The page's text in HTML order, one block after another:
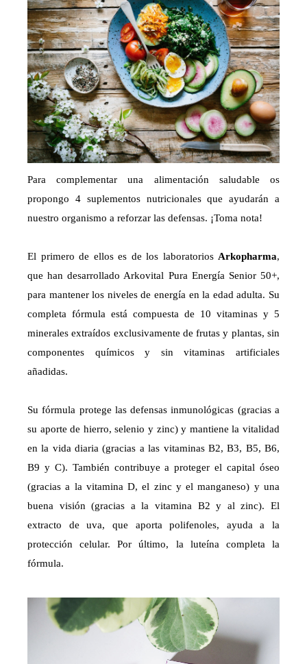
Para complementar una alimentación saludable os
propongo 4 suplementos nutricionales que ayudarán a
nuestro organismo a reforzar las defensas. ¡Toma nota!
El primero de ellos es de los laboratorios Arkopharma,
que han desarrollado Arkovital Pura Energía Senior 50+,
para mantener los niveles de energía en la edad adulta. Su
completa fórmula está compuesta de 10 vitaminas y 5
minerales extraídos exclusivamente de frutas y plantas, sin
componentes químicos y sin vitaminas artificiales
añadidas.
Su fórmula protege las defensas inmunológicas (gracias a
su aporte de hierro, selenio y zinc) y mantiene la vitalidad
en la vida diaria (gracias a las vitaminas B2, B3, B5, B6,
B9 y C). También contribuye a proteger el capital óseo
(gracias a la vitamina D, el zinc y el manganeso) y una
buena visión (gracias a la vitamina B2 y al zinc). El
extracto de uva, que aporta polifenoles, ayuda a la
protección celular. Por último, la luteína completa la
fórmula.